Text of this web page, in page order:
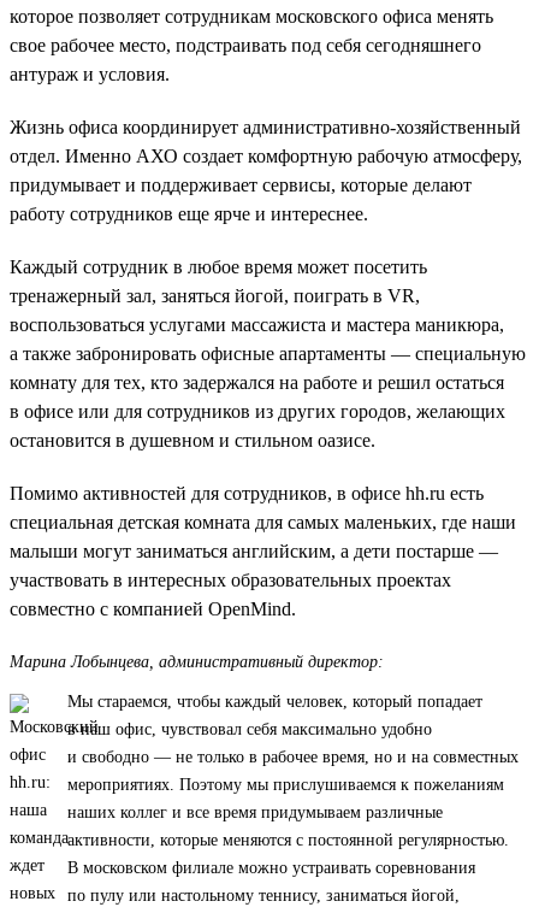
которое позволяет сотрудникам московского офиса менять
свое рабочее место, подстраивать под себя сегодняшнего
антураж и условия.
Жизнь офиса координирует административно-хозяйственный
отдел. Именно АХО создает комфортную рабочую атмосферу,
придумывает и поддерживает сервисы, которые делают
работу сотрудников еще ярче и интереснее.
Каждый сотрудник в любое время может посетить
тренажерный зал, заняться йогой, поиграть в VR,
воспользоваться услугами массажиста и мастера маникюра,
а также забронировать офисные апартаменты — специальную
комнату для тех, кто задержался на работе и решил остаться
в офисе или для сотрудников из других городов, желающих
остановится в душевном и стильном оазисе.
Помимо активностей для сотрудников, в офисе hh.ru есть
специальная детская комната для самых маленьких, где наши
малыши могут заниматься английским, а дети постарше —
участвовать в интересных образовательных проектах
совместно с компанией OpenMind.
Марина Лобынцева, административный директор:
Мы стараемся, чтобы каждый человек, который попадает
в наш офис, чувствовал себя максимально удобно
и свободно — не только в рабочее время, но и на совместных
мероприятиях. Поэтому мы прислушиваемся к пожеланиям
наших коллег и все время придумываем различные
активности, которые меняются с постоянной регулярностью.
В московском филиале можно устраивать соревнования
по пулу или настольному теннису, заниматься йогой,